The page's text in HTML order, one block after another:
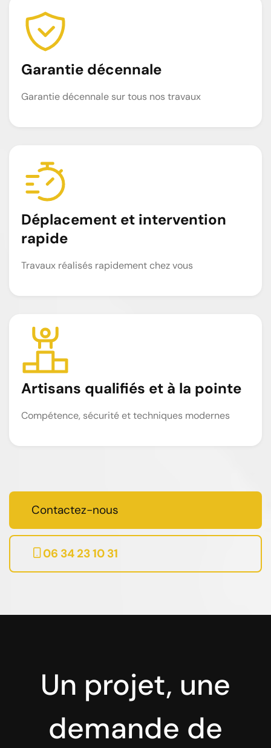
Garantie décennale
Garantie décennale sur tous nos travaux
Déplacement et intervention
rapide
Travaux réalisés rapidement chez vous
Artisans qualifiés et à la pointe
Compétence, sécurité et techniques modernes
Contactez-nous
06 34 23 10 31
Un projet, une
demande de